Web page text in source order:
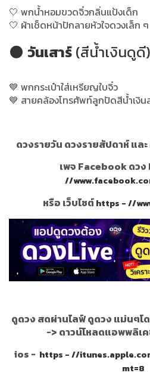
🤍 พกน้ำหอมขวดจิ๋วกลิ่นแป้งเด็ก
🤍 ผ้าเช็ดหน้าปักลายหัวใจดวงเล็ก ๆ
🌑 วันเสาร์ (สีน้ำเงินดูดี)
💙 พกกระเป๋าใส่เหรียญใบจิ๋ว
💙 สายคล้องโทรศัพท์ลูกปัดสีน้ำเงิน
ดวงรายวัน ดวงรายสัปดาห์ แล
เพจ Facebook ดวง
//
หรือ เว็บไซต์https - //
ดูดวง สดผ่านไลฟ์ ดูดวง แม่นๆ
-> ดาวน์โหลดแอพพลิเ
ios - https - //
mt=8